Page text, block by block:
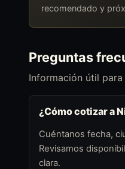
recomendado y
Preguntas
Información útil
¿Cómo cotizar a
Cuéntanos fecha,
Revisamos
clara.